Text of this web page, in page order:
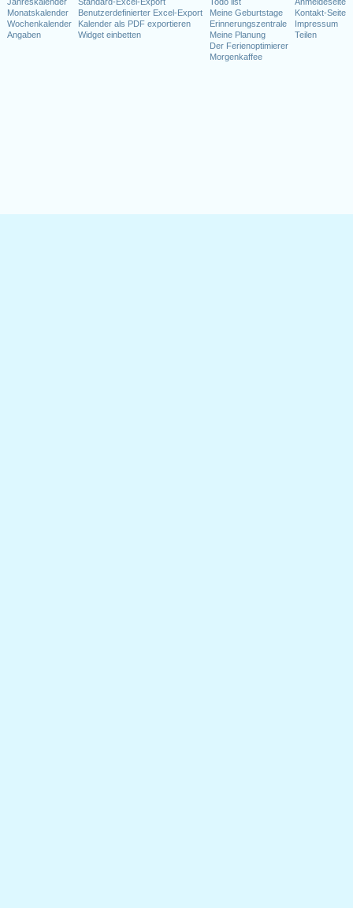
Monatskalender
Wochenkalender
Angaben
Benutzerdefinierter Excel-Export
Kalender als PDF exportieren
Widget einbetten
Meine Geburtstage
Erinnerungszentrale
Meine Planung
Der Ferienoptimierer
Morgenkaffee
Kontakt-Seite
Impressum
Teilen
2020
2020